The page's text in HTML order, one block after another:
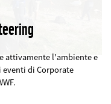
attivamente l'ambiente e
di Corporate